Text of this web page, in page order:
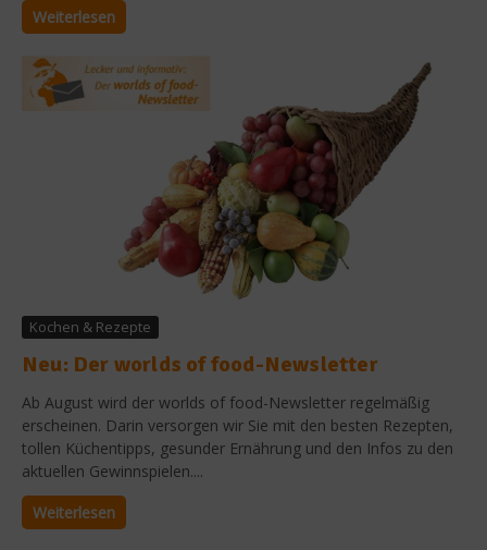
Weiterlesen
Kochen & Rezepte
Neu: Der worlds of food-Newsletter
Ab August wird der worlds of food-Newsletter regelmäßig
erscheinen. Darin versorgen wir Sie mit den besten Rezepten,
tollen Küchentipps, gesunder Ernährung und den Infos zu den
aktuellen Gewinnspielen....
Weiterlesen